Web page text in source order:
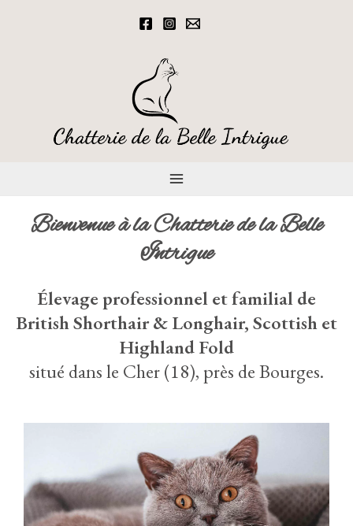
Menu
Bienvenue à la Chatterie de la Belle
Intrigue
Élevage professionnel et familial de
British Shorthair & Longhair, Scottish et
HighlandFold
situé dans le Cher (18), près de Bourges.